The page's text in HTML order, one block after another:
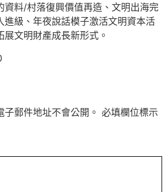
資料/村落復興價值再造、文明出海完
進級、年夜說話模子激活文明資本活
文明財產成長新形式。
郵件地址不會公開。 必填欄位標示